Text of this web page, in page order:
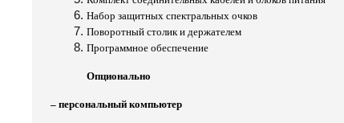
Набор защитных спектральных очков
Поворотный столик и держателем
Программное обеспечение
Опционально
– персональный компьютер